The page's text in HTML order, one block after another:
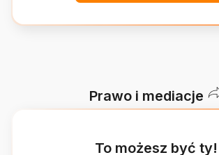
Prawo i mediacje
To możesz być ty!